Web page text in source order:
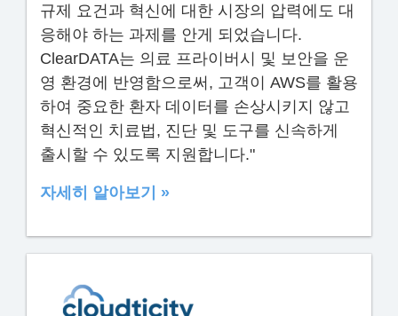
규제 요건과 혁신에 대한 시장의 압력에도 대
응해야 하는 과제를 안게 되었습니다.
ClearDATA는 의료 프라이버시 및 보안을 운
영 환경에 반영함으로써, 고객이 AWS를 활용
하여 중요한 환자 데이터를 손상시키지 않고
혁신적인 치료법, 진단 및 도구를 신속하게
출시할 수 있도록 지원합니다."
자세히 알아보기 »